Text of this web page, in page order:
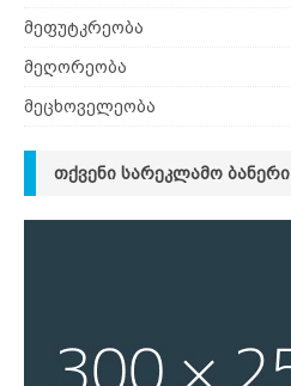
მეფუტკრეობა
მეღორეობა
მეცხოველეობა
ᲗᲥᲕᲔᲜᲘ ᲡᲐᲠᲔᲙᲚᲐᲛᲝ ᲑᲐᲜᲔᲠᲘ